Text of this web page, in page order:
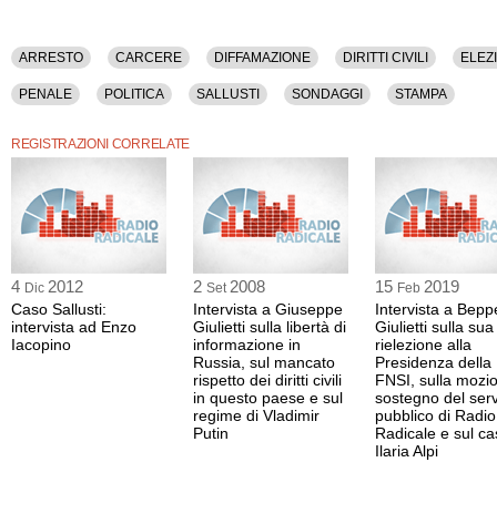
ARRESTO CARCERE DIFFAMAZIONE DIRITTI CIVILI
PENALE POLITICA SALLUSTI SONDAGGI STAMPA
REGISTRAZIONI CORRELATE
4 Dic 2012
Caso Sallusti:
intervista ad Enzo
Iacopino
2 Set 2008
Intervista a Giuseppe
Giulietti sulla libertà di
informazione in
Russia, sul mancato
rispetto dei diritti civili
in questo paese e sul
regime di Vladimir
Putin
15 Feb 2019
Intervista a
Giulietti sulla sua
rielezione alla
Presidenza della
FNSI, sulla
sostegno del
pubblico di Radio
Radicale e sul
Ilaria Alpi